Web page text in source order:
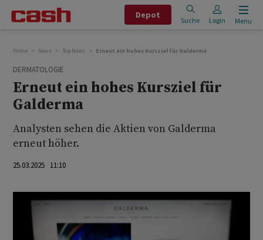
Depot
Suche Login Menu
Home News Top News Erneut ein hohes Kursziel für Galderma
DERMATOLOGIE
Erneut ein hohes Kursziel für
Galderma
Analysten sehen die Aktien von Galderma
erneut höher.
25.03.2025 11:10